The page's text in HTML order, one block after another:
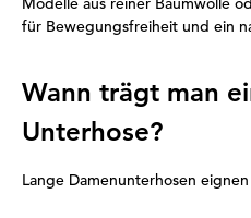
für Bewegungsfreiheit und ein
Wann trägt man
Unterhose?
Lange Damenunterhosen